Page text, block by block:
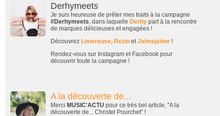
Derhymeets
Je suis heureuse de prêter mes traits à la campagne
#Derhymeets , dans laquelle Derhy part à la rencontre
de marques délicieuses et engagées !
DécouvrezLouvreuse ,Rezin etJaimejaime !
Rendez-vous sur Instagram et Facebook pour
découvrir toute la campagne !
A la découverte de...
MerciMUSIC'ACTU pour ce très bel article, "A la
découverte de... Christel Pourchet" !